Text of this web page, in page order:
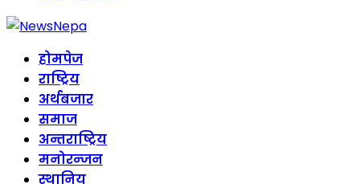
होमपेज
राष्ट्रिय
अर्थबजार
समाज
अन्तराष्ट्रिय
मनोरन्जन
स्थानिय